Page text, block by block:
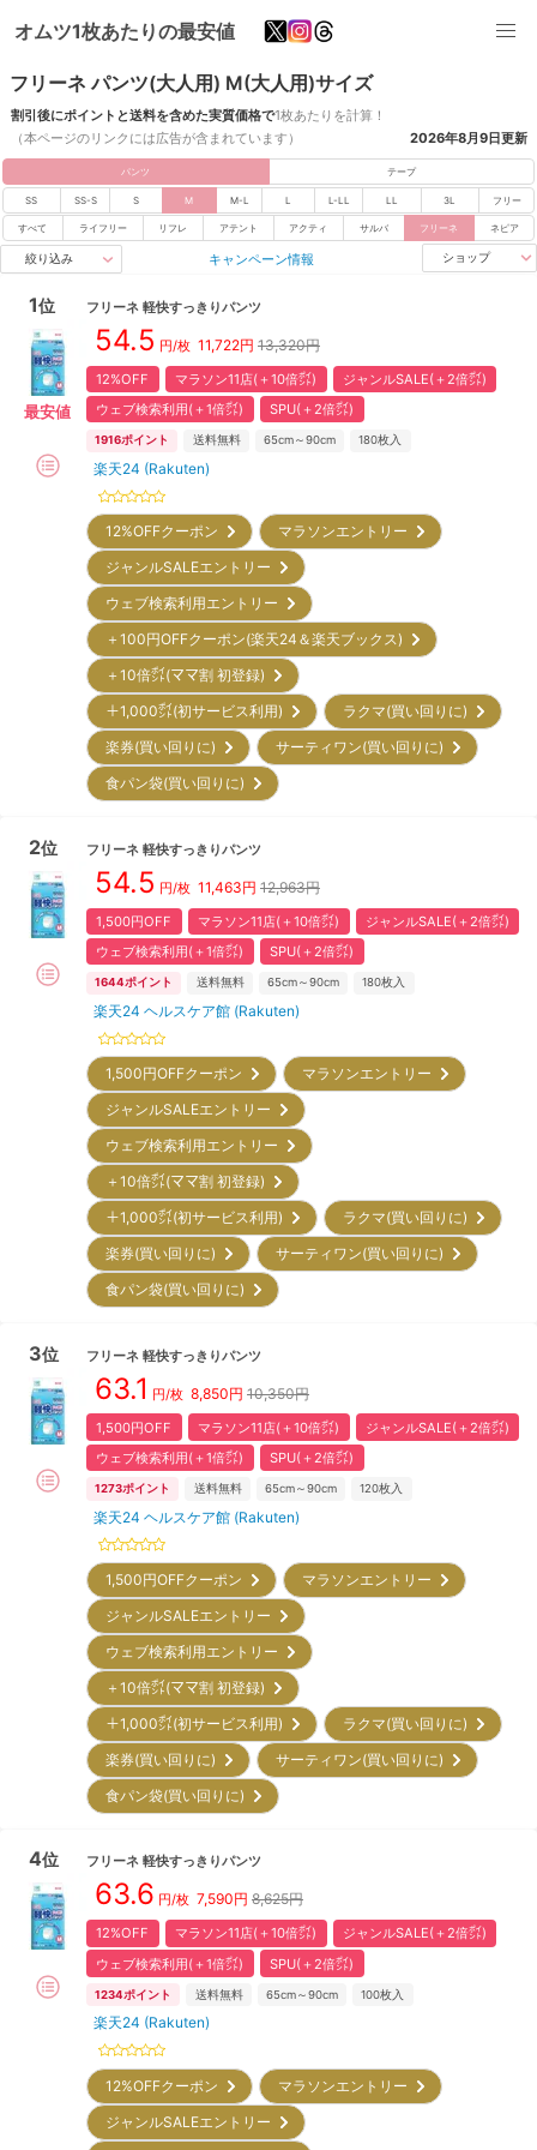
オムツ1枚あたりの最安値
フリーネ パンツ(大人用) M(大人用)サイズ
割引後にポイントと送料を含めた実質価格で1枚あたりを計算！
（本ページのリンクには広告が含まれています）
2026年8月9日更新
パンツ テープ
SS SS-S S M M-L L L-LL LL 3L フリー
すべて ライフリー リフレ アテント アクティ サルバ フリーネ ネピア
絞り込み キャンペーン情報 ショップ
1位
最安値
フリーネ 軽快すっきりパンツ
54.5 円/枚 11,722円 13,320円
12%OFF マラソン11店(＋10倍㌽)
ジャンルSALE(＋2倍㌽)
ウェブ検索利用(＋1倍㌽)
SPU(＋2倍㌽)
1916ポイント 送料無料 65cm～90cm 180枚入
楽天24 (Rakuten)
12%OFFクーポン
マラソンエントリー
ジャンルSALEエントリー
ウェブ検索利用エントリー
＋100円OFFクーポン(楽天24＆楽天ブックス)
＋10倍㌽(ママ割 初登録)
＋1,000㌽(初サービス利用)
ラクマ(買い回りに)
楽券(買い回りに)
サーティワン(買い回りに)
食パン袋(買い回りに)
2位 フリーネ 軽快すっきりパンツ
54.5 円/枚 11,463円 12,963円
1,500円OFF マラソン11店(＋10倍㌽)
ジャンルSALE(＋2倍㌽)
ウェブ検索利用(＋1倍㌽)
SPU(＋2倍㌽)
1644ポイント 送料無料 65cm～90cm 180枚入
楽天24 ヘルスケア館 (Rakuten)
1,500円OFFクーポン
マラソンエントリー
ジャンルSALEエントリー
ウェブ検索利用エントリー
＋10倍㌽(ママ割 初登録)
＋1,000㌽(初サービス利用)
ラクマ(買い回りに)
楽券(買い回りに)
サーティワン(買い回りに)
食パン袋(買い回りに)
3位 フリーネ 軽快すっきりパンツ
63.1 円/枚 8,850円 10,350円
1,500円OFF マラソン11店(＋10倍㌽)
ジャンルSALE(＋2倍㌽)
ウェブ検索利用(＋1倍㌽)
SPU(＋2倍㌽)
1273ポイント 送料無料 65cm～90cm 120枚入
楽天24 ヘルスケア館 (Rakuten)
1,500円OFFクーポン
マラソンエントリー
ジャンルSALEエントリー
ウェブ検索利用エントリー
＋10倍㌽(ママ割 初登録)
＋1,000㌽(初サービス利用)
ラクマ(買い回りに)
楽券(買い回りに)
サーティワン(買い回りに)
食パン袋(買い回りに)
4位 フリーネ 軽快すっきりパンツ
63.6 円/枚 7,590円 8,625円
12%OFF マラソン11店(＋10倍㌽)
ジャンルSALE(＋2倍㌽)
ウェブ検索利用(＋1倍㌽)
SPU(＋2倍㌽)
1234ポイント 送料無料 65cm～90cm 100枚入
楽天24 (Rakuten)
12%OFFクーポン
マラソンエントリー
ジャンルSALEエントリー